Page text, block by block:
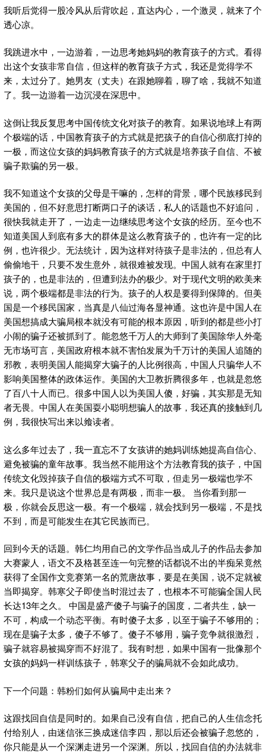
我听后觉得一股冷风从后背吹起，直达内心，一个激灵，就来了个
透心凉。
我跳进水中，一边游着，一边思考她妈妈的教育孩子的方式。看得
出这个女孩非常自信，但这样的教育孩子方式，我还是觉得学不
来，太过分了。她男友（丈夫）在跟她聊着，聊了啥，我就不知道
了。我一边游着一边沉浸在深思中。
这倒让我反复思考中国传统文化对孩子的教育。如果说地球上有两
个极端的话，中国教育孩子的方式就是把孩子的自信心彻底打掉的
一极，而这位女孩的妈妈教育孩子的方式就是培养孩子自信、不被
骗子欺骗的另一极。
我不知道这个女孩的父母是干嘛的，怎样的背景，哪个民族移民到
美国的，但不好意思打断两口子的谈话，私人的话题也不好追问，
很快我就走开了，一边走一边继续思考这个女孩的经历。至今也不
知道美国人到底有多大的群体是这么教育孩子的，也许有一定的比
例，也许很少。无法统计，因为这样对待孩子是非法的，但总有人
偷偷地干，只要不发生意外，就很难被发现。中国人就有在家里打
孩子的，也是非法的，但遭到法办的极少。对于现代文明的欧美来
说，两个极端都是非法的行为。孩子的人权是要得到保障的。但美
国是一个移民国家，当真是八仙过海各显神通。这也许是中国人在
美国想搞成大骗局根本就没有可能的根本原因，听到的都是些小打
小闹的骗子还被抓到了。能忽悠千万人的大师到了美国除华人外毫
无市场可言，美国政府根本就不害怕发展为千万计的美国人追随的
邪教，表明美国人能揭穿大骗子的人比例很高，中国人只骗华人不
影响美国整体的政体运作。美国的大卫教折腾很多年，也就是忽悠
了百八十人而已。很多中国人以为美国人傻，好骗，其实那是无知
者无畏。中国人在美国耍小聪明想骗人的故事，我还真的接触到几
例，我很快写出来以飨读者。
这么多年过去了，我一直忘不了女孩讲的她妈训练她提高自信心、
避免被骗的童年故事。我当然不能用这个方法教育我的孩子，中国
传统文化毁掉孩子自信的极端方式不可取，但走另一极端也学不
来。我只是说这个世界总是有两极，而非一极。 当你看到那一
极，你就会反思这一极。有一个极端，就会找到另一极端，不是找
不到，而是可能发生在其它民族而已。
回到今天的话题。韩仁均用自己的文学作品当成儿子的作品去参加
大赛蒙人，语文不及格甚至连一句完整的话都说不出的半痴呆竟然
获得了全国作文竞赛第一名的荒唐故事，要是在美国，说不定就被
当即揭穿。韩寒父子即使当时混过去了，也根本不可能骗全国人民
长达13年之久。 中国是盛产傻子与骗子的国度，二者共生，缺一
不可，构成一个动态平衡。有时傻子太多，以至于骗子不够用的；
现在是骗子太多，傻子不够了。傻子不够用，骗子竞争就很激烈，
骗子就容易被揭穿而不好混了。我有时想，如果中国有一批像那个
女孩的妈妈一样训练孩子，韩寒父子的骗局就不会如此成功。
下一个问题：韩粉们如何从骗局中走出来？
这跟找回自信是同时的。如果自己没有自信，把自己的人生信念托
付给别人，由迷信张三换成迷信李四，那以后还会被骗子忽悠的，
你只能是从一个深渊走进另一个深渊。所以，找回自信的办法就非